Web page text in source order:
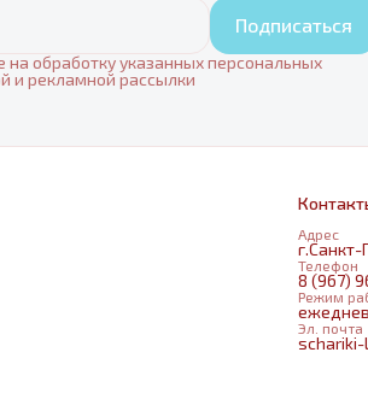
Подписаться
обработку указанных персональных
и рекламной рассылки
Адрес
г.Санкт-
Телефон
8 (967)
Режим
Эл. почта
schariki-